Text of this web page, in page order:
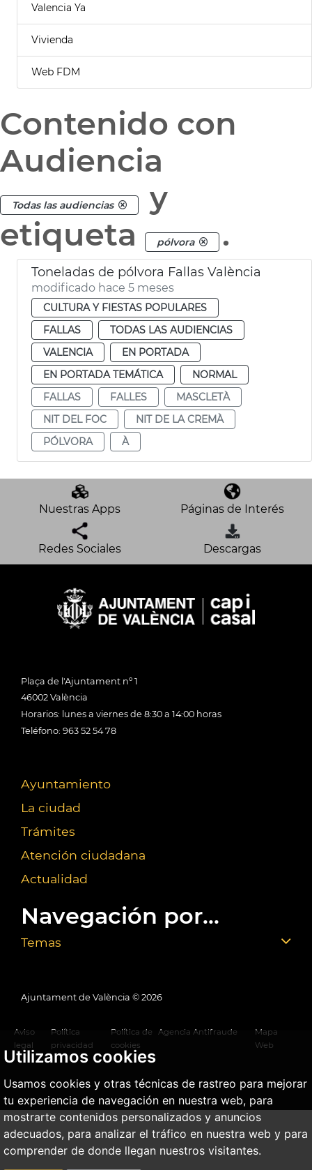
Utilizamos cookies
Usamos cookies y otras técnicas de rastreo para mejorar
tu experiencia de navegación en nuestra web, para
mostrarte contenidos personalizados y anuncios
adecuados, para analizar el tráfico en nuestra web y para
comprender de donde llegan nuestros visitantes.
Valencia Ya
Vivienda
Web FDM
Contenido con
Audiencia
Todas las audiencias
y
etiqueta
pólvora .
Toneladas de pólvora Fallas València
modificado hace 5 meses
CULTURA Y FIESTAS POPULARES
FALLAS
TODAS LAS AUDIENCIAS
VALENCIA
EN PORTADA
EN PORTADA TEMÁTICA
NORMAL
FALLAS
FALLES
MASCLETÀ
NIT DEL FOC
NIT DE LA CREMÀ
PÓLVORA
À
Nuestras Apps Páginas de Interés
Redes Sociales Descargas
Plaça de l'Ajuntament nº 1
46002 València
Horarios: lunes a viernes de 8:30 a 14:00 horas
Teléfono: 963 52 54 78
Ayuntamiento
La ciudad
Trámites
Atención ciudadana
Actualidad
Navegación por...
Temas
Ajuntament de València © 2026
Aviso
legal
Política
privacidad
Política de
cookies
Agencia Antifraude
Mapa
Web